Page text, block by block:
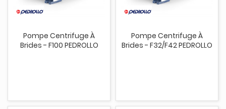
Pompe Centrifuge À
Brides - F100 PEDROLLO
Pompe Centrifuge À
Brides - F32/F42 PEDROLLO